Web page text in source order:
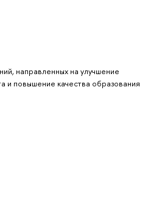
направленных на улучшение
и повышение качества образования